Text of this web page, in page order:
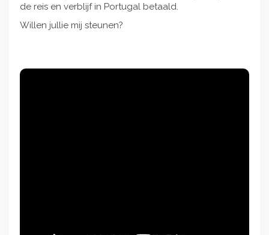
de reis en verblijf in Portugal betaald.
Willen jullie mij steunen?